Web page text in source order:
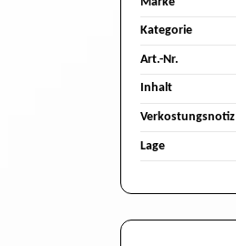
Kategorie
Art.-Nr.
Inhalt
Verkostungsnotiz
Lage